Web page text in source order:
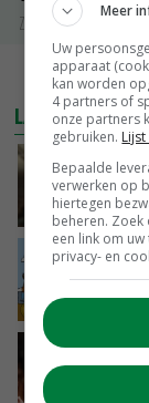
Zuivel NL
LAATSTE
Meer
Uw
apparaat
kan worden
4 partners of
onze partners
gebruiken.
Bepaalde
verwerken op
hiertegen
beheren. Zoek
een link om
privacy- en